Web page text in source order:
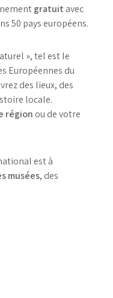
gratuit avec
50 pays européens.
», tel est le
Européennes du
des lieux, des
locale.
région ou de votre
est à
musées, des